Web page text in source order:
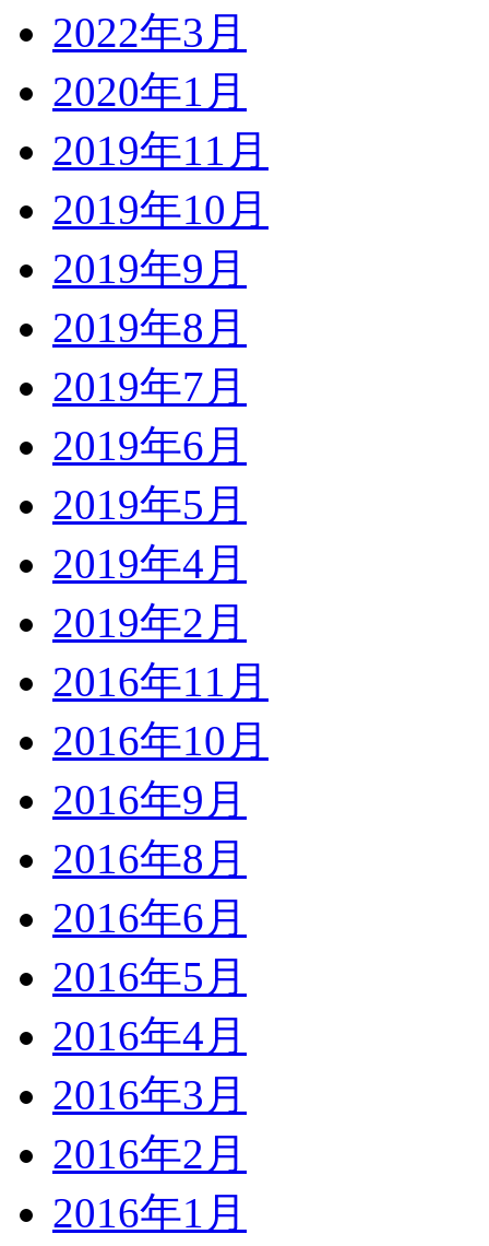
2022年3月
2020年1月
2019年11月
2019年10月
2019年9月
2019年8月
2019年7月
2019年6月
2019年5月
2019年4月
2019年2月
2016年11月
2016年10月
2016年9月
2016年8月
2016年6月
2016年5月
2016年4月
2016年3月
2016年2月
2016年1月